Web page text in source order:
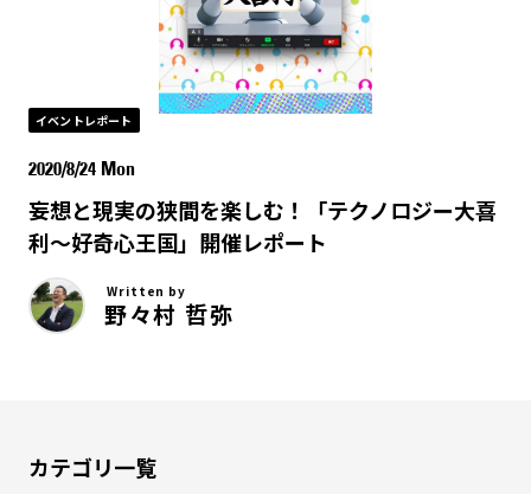
イベントレポート
2020/8/24 Mon
妄想と現実の狭間を楽しむ！「テクノロジー大喜
利〜好奇心王国」開催レポート
Written by
野々村 哲弥
カテゴリ一覧